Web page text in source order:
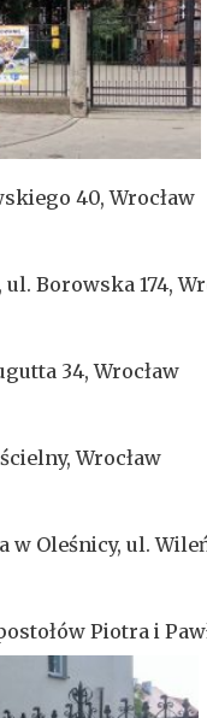
40, Wrocław
Borowska 174,
34, Wrocław
Wrocław
w Oleśnicy, ul.
Piotra i